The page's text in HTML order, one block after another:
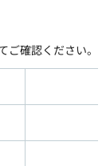
ご確認ください。